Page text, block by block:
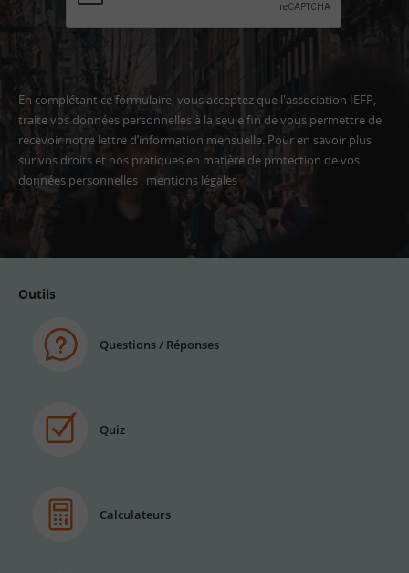
En complétant ce formulaire, vous acceptez que l'association IEFP,
traite vos données personnelles à la seule fin de vous permettre de
recevoir notre lettre d’information mensuelle. Pour en savoir plus
sur vos droits et nos pratiques en matière de protection de vos
données personnelles : mentions légales
Outils
Questions / Réponses
Quiz
Calculateurs